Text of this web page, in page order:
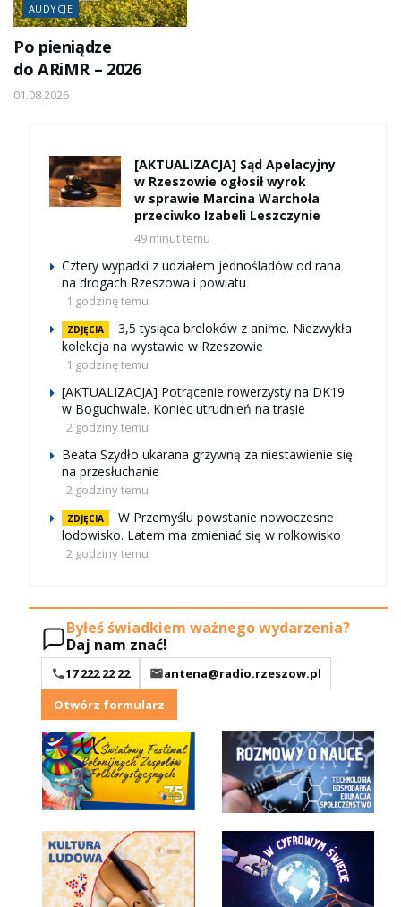
AUDYCJE
Po pieniądze
do ARiMR – 2026
01.08.2026
[AKTUALIZACJA] Sąd Apelacyjny
w Rzeszowie ogłosił wyrok
w sprawie Marcina Warchoła
przeciwko Izabeli Leszczynie
49 minut temu
Cztery wypadki z udziałem jednośladów od rana
na drogach Rzeszowa i powiatu
1 godzinę temu
ZDJĘCIA
3,5 tysiąca breloków z anime. Niezwykła
kolekcja na wystawie w Rzeszowie
1 godzinę temu
[AKTUALIZACJA] Potrącenie rowerzysty na DK19
w Boguchwale. Koniec utrudnień na trasie
2 godziny temu
Beata Szydło ukarana grzywną za niestawienie się
na przesłuchanie
2 godziny temu
ZDJĘCIA
W Przemyślu powstanie nowoczesne
lodowisko. Latem ma zmieniać się w rolkowisko
2 godziny temu
Byłeś świadkiem ważnego wydarzenia?
Daj nam znać!
17 222 22 22
antena@radio.rzeszow.pl
Otwórz formularz